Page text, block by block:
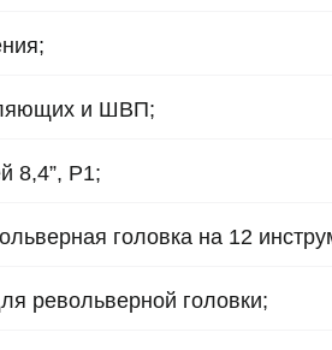
и ШВП;
8,4”, P1;
головка на 12
револьверной головки;